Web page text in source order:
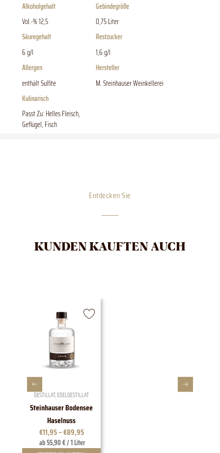
Alkoholgehalt
Vol.-% 12,5
Gebindegröße
0,75 Liter
Säuregehalt
6 g/l
Restzucker
1,6 g/l
Allergen
enthält Sulfite
Hersteller
M. Steinhauser Weinkellerei
Kulinarisch
Passt Zu: Helles Fleisch,
Geflügel, Fisch
Entdecken Sie
KUNDEN KAUFTEN AUCH
DESTILLAT,EDELDESTILLAT
Steinhauser Bodensee
Haselnuss
€11,95–€89,95
ab 55,90 € / 1 Liter